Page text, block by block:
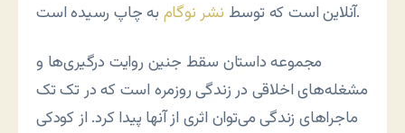
آنلاین است که توسط نشر نوگام به چاپ رسیده است.
مجموعه داستان سقط جنین روایت درگیری‌ها و
مشغله‌های اخلاقی در زندگی روزمره است که در تک تک
ماجراهای زندگی می‌توان اثری از آنها پیدا کرد. از کودکی